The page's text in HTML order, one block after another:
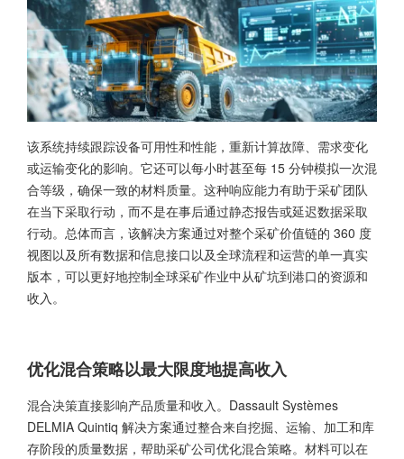
该系统持续跟踪设备可用性和性能，重新计算故障、需求变化
或运输变化的影响。它还可以每小时甚至每 15 分钟模拟一次混
合等级，确保一致的材料质量。这种响应能力有助于采矿团队
在当下采取行动，而不是在事后通过静态报告或延迟数据采取
行动。总体而言，该解决方案通过对整个采矿价值链的 360 度
视图以及所有数据和信息接口以及全球流程和运营的单一真实
版本，可以更好地控制全球采矿作业中从矿坑到港口的资源和
收入。
优化混合策略以最大限度地提高收入
混合决策直接影响产品质量和收入。Dassault Systèmes
DELMIA Quintiq 解决方案通过整合来自挖掘、运输、加工和库
存阶段的质量数据，帮助采矿公司优化混合策略。材料可以在